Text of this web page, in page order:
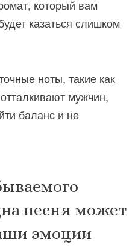
который вам
казаться слишком
ноты, такие как
мужчин,
баланс и не
песня может
эмоции